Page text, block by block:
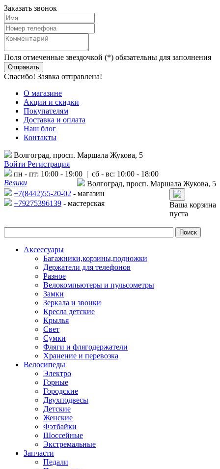
Заказать звонок
Поля отмеченные звездочкой (*) обязательны для заполнения
Спасибо! Заявка отправлена!
О магазине
Акции и скидки
Покупателям
Доставка и оплата
Наш блог
Контакты
Волгоград, просп. Маршала Жукова, 5
Войти Регистрация
пн - пт: 10:00 - 19:00 | сб - вс: 10:00 - 18:00
Велики
Волгоград, просп. Маршала Жукова, 5
+7(8442)55-20-02 - магазин
+79275396139 - мастерская
Ваша корзина
пуста
Аксессуары
Багажники,корзины,подножки
Держатели для телефонов
Разное
Велокомпьютеры и пульсометры
Замки
Зеркала и звонки
Кресла детские
Крылья
Свет
Сумки
Фляги и флягодержатели
Хранение и перевозка
Велосипеды
Электро
Горные
Городские
Двухподвесы
Детские
Женские
Фэтбайки
Шоссейные
Экстремальные
Запчасти
Педали